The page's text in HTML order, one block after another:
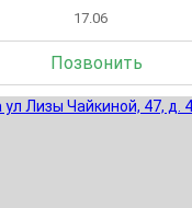
17.06
Позвонить